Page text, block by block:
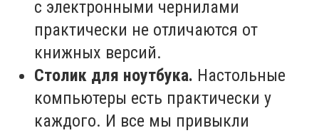
с электронными чернилами
практически не отличаются от
книжных версий.
Столик для ноутбука. Настольные
компьютеры есть практически у
каждого. И все мы привыкли